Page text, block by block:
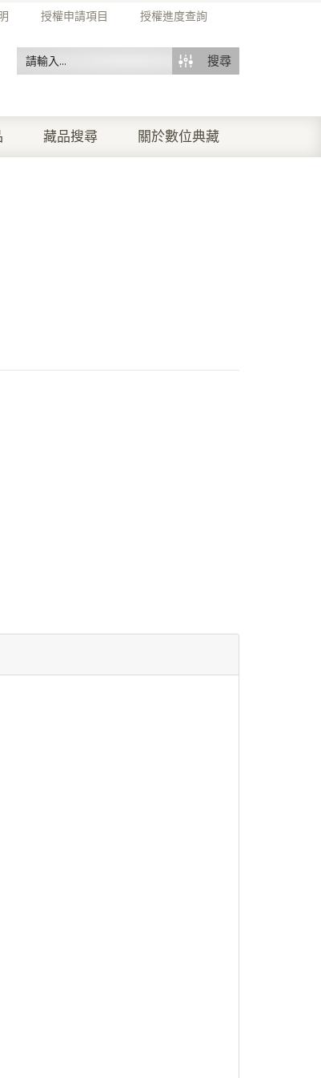
授權申請項目 授權進度查詢
搜尋
藏品搜尋 關於數位典藏